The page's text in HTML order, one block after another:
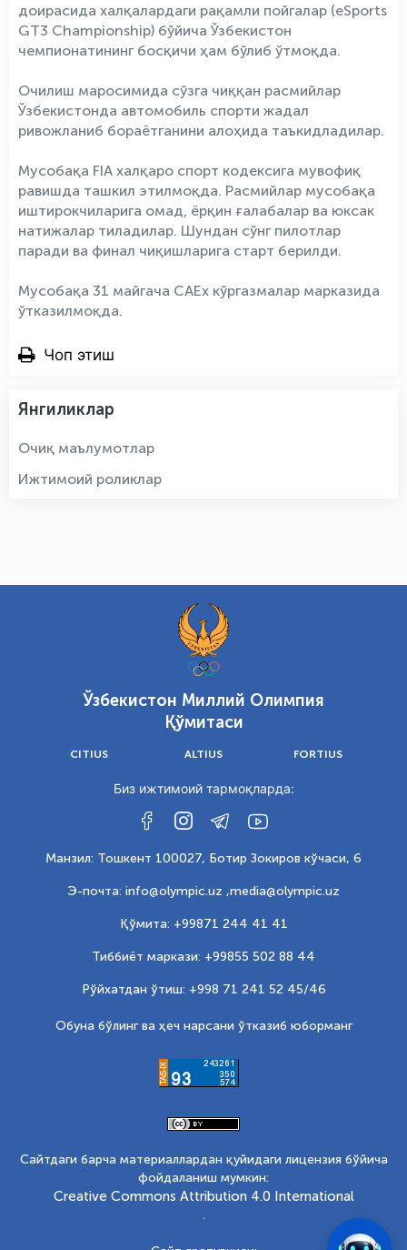
доирасида халқалардаги рақамли пойгалар (eSports
GT3 Championship) бўйича Ўзбекистон
чемпионатининг босқичи ҳам бўлиб ўтмоқда.
Очилиш маросимида сўзга чиққан расмийлар
Ўзбекистонда автомобиль спорти жадал
ривожланиб бораётганини алоҳида таъкидладилар.
Мусобақа FIA халқаро спорт кодексига мувофиқ
равишда ташкил этилмоқда. Расмийлар мусобақа
иштирокчиларига омад, ёрқин ғалабалар ва юксак
натижалар тиладилар. Шундан сўнг пилотлар
паради ва финал чиқишларига старт берилди.
Мусобақа 31 майгача CAEx кўргазмалар марказида
ўтказилмоқда.
Чоп этиш
Янгиликлар
Очиқ маълумотлар
Ижтимоий роликлар
Ўзбекистон Миллий Олимпия
Қўмитаси
CITIUS ALTIUS FORTIUS
Биз ижтимоий тармоқларда:
Манзил: Тошкент 100027, Ботир Зокиров кўчаси, 6
Э-почта: info@olympic.uz ,media@olympic.uz
Қўмита: +99871 244 41 41
Тиббиёт маркази: +99855 502 88 44
Рўйхатдан ўтиш: +998 71 241 52 45/46
Обуна бўлинг ва ҳеч нарсани ўтказиб юборманг
Сайтдаги барча материаллардан қуйидаги лицензия бўйича
фойдаланиш мумкин:
Creative Commons Attribution 4.0 International
.